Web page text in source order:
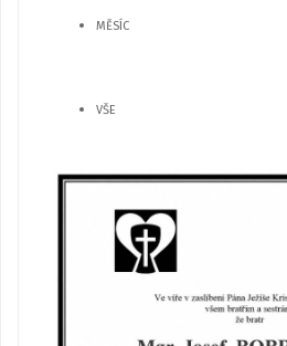
MĚSÍC
VŠE